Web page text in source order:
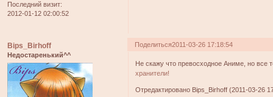
Последний визит:
2012-01-12 02:00:52
Поделиться2011-03-26 17:18:54
Bips_Birhoff
Недостаренький^^
Не скажу что превосходное Аниме, но все
хранители!
Отредактировано Bips_Birhoff (2011-03-26